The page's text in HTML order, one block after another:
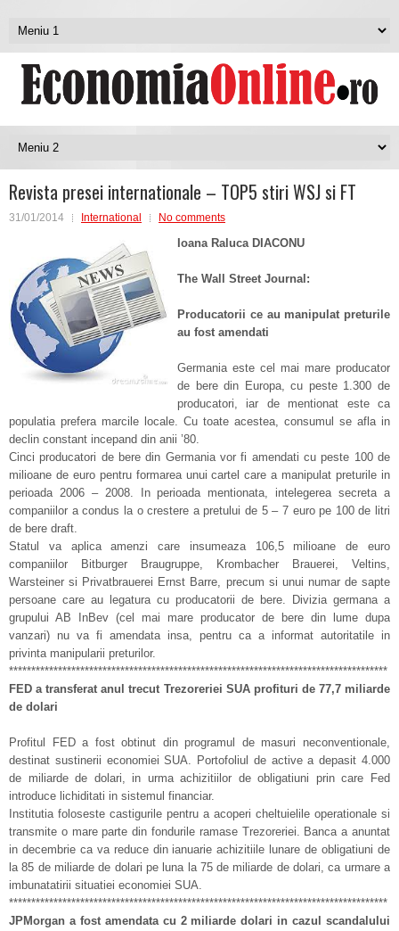
Revista presei internationale – TOP5 stiri WSJ si FT
31/01/2014 International No comments
Ioana Raluca DIACONU
The Wall Street Journal:
Producatorii ce au manipulat preturile
au fost amendati
Germania este cel mai mare producator
de bere din Europa, cu peste 1.300 de
producatori, iar de mentionat este ca
populatia prefera marcile locale. Cu toate acestea, consumul se afla in
declin constant incepand din anii ’80.
Cinci producatori de bere din Germania vor fi amendati cu peste 100 de
milioane de euro pentru formarea unui cartel care a manipulat preturile in
perioada 2006 – 2008. In perioada mentionata, intelegerea secreta a
companiilor a condus la o crestere a pretului de 5 – 7 euro pe 100 de litri
de bere draft.
Statul va aplica amenzi care insumeaza 106,5 milioane de euro
companiilor Bitburger Braugruppe, Krombacher Brauerei, Veltins,
Warsteiner si Privatbrauerei Ernst Barre, precum si unui numar de sapte
persoane care au legatura cu producatorii de bere. Divizia germana a
grupului AB InBev (cel mai mare producator de bere din lume dupa
vanzari) nu va fi amendata insa, pentru ca a informat autoritatile in
privinta manipularii preturilor.
*************************************************************************************
FED a transferat anul trecut Trezoreriei SUA profituri de 77,7 miliarde
de dolari
Profitul FED a fost obtinut din programul de masuri neconventionale,
destinat sustinerii economiei SUA. Portofoliul de active a depasit 4.000
de miliarde de dolari, in urma achizitiilor de obligatiuni prin care Fed
introduce lichiditati in sistemul financiar.
Institutia foloseste castigurile pentru a acoperi cheltuielile operationale si
transmite o mare parte din fondurile ramase Trezoreriei. Banca a anuntat
in decembrie ca va reduce din ianuarie achizitiile lunare de obligatiuni de
la 85 de miliarde de dolari pe luna la 75 de miliarde de dolari, ca urmare a
imbunatatirii situatiei economiei SUA.
*************************************************************************************
JPMorgan a fost amendata cu 2 miliarde dolari in cazul scandalului